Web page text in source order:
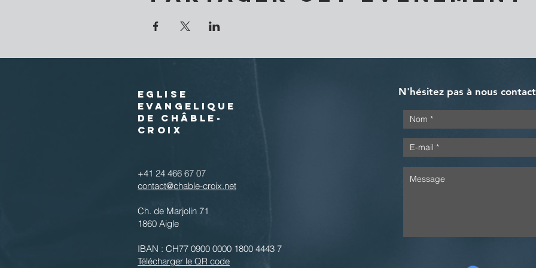
EGLISE
EVANGELIQUE
DE CHÂBLE-
CROIX
+41 24 466 67 07
contact@chable-croix.net
Ch. de Marjolin 71
1860 Aigle
IBAN : CH77 0900 0000 1800 4443 7
Télécharger le QR code
N'hésitez pas à nous